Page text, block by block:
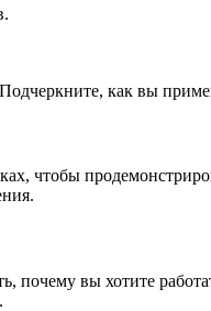
как вы
чтобы
вы хотите